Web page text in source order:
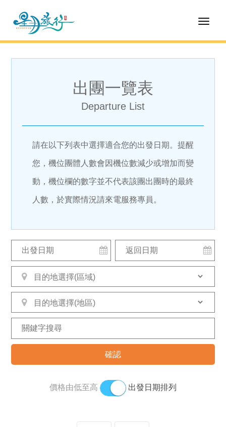
出團一覽表
Departure List
請在以下列表中選擇適合您的出發日期。提醒
您，機位團體人數會因機位數減少或增加而變
動，機位欄的數字並不代表該團出團時的最終
人數，於實際情況請來電服務專員。
價格由低至高 出發日期排列